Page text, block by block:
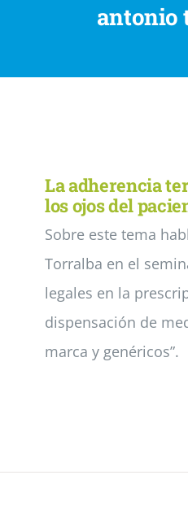
Noticias
Colabora
antonio
La adherencia
los ojos del
Sobre este tema
Torralba en el
legales en la
dispensación de
marca y genéricos”.